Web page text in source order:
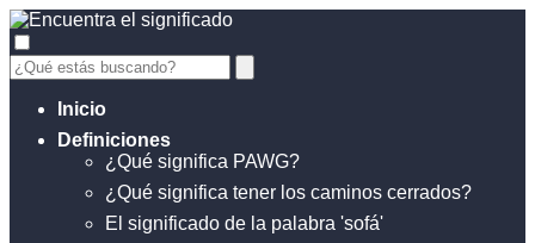
Inicio
Definiciones
¿Qué significa PAWG?
¿Qué significa tener los caminos cerrados?
El significado de la palabra 'sofá'